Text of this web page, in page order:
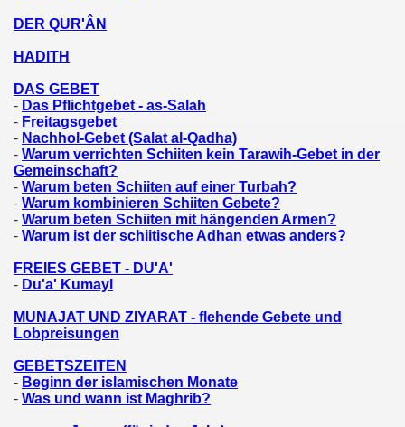
DER QUR'ÂN
HADITH
DAS GEBET
- Das Pflichtgebet - as-Salah
- Freitagsgebet
- Nachhol-Gebet (Salat al-Qadha)
- Warum verrichten Schiiten kein Tarawih-Gebet in der
Gemeinschaft?
- Warum beten Schiiten auf einer Turbah?
- Warum kombinieren Schiiten Gebete?
- Warum beten Schiiten mit hängenden Armen?
- Warum ist der schiitische Adhan etwas anders?
FREIES GEBET - DU'A'
- Du'a' Kumayl
MUNAJAT UND ZIYARAT - flehende Gebete und
Lobpreisungen
GEBETSZEITEN
- Beginn der islamischen Monate
- Was und wann ist Maghrib?